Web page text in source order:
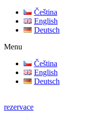
Čeština
English
Deutsch
Menu
Čeština
English
Deutsch
rezervace